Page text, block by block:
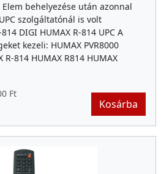
behelyezése után azonnal
szolgáltatónál is volt
DIGI HUMAX R-814 UPC A
kezeli: HUMAX PVR8000
R-814 HUMAX R814 HUMAX
Ft
Kosárba